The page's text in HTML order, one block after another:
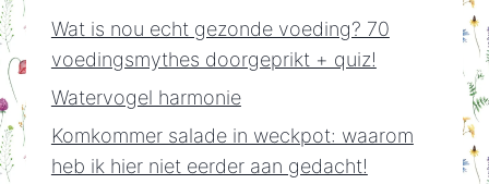
Wat is nou echt gezonde voeding? 70
voedingsmythes doorgeprikt + quiz!
Watervogel harmonie
Komkommer salade in weckpot: waarom
heb ik hier niet eerder aan gedacht!